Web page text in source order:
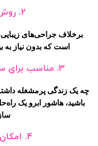
2.
برخلاف جراحی‌های
است که بدون نیاز
3. مناسب برای
چه یک زندگی پرمشغله داشته
باشید، هاشور ابرو یک
4.